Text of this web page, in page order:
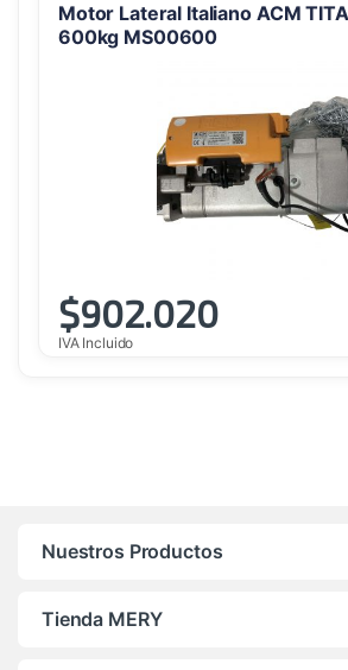
Motor Lateral Italiano ACM
600kg MS00600
$902.020
IVA Incluido
Nuestros Productos
Tienda MERY